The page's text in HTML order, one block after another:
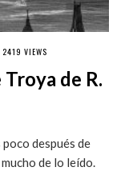
2419 VIEWS
de R.
después de
de lo leído.